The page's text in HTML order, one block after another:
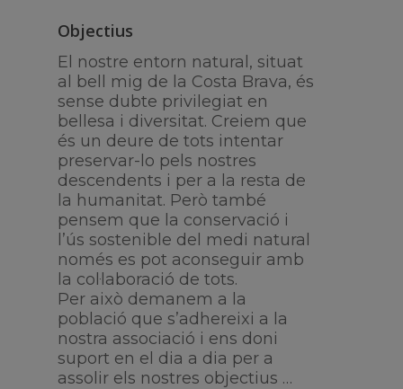
Objectius
El nostre entorn natural, situat
al bell mig de la Costa Brava, és
sense dubte privilegiat en
bellesa i diversitat. Creiem que
és un deure de tots intentar
preservar-lo pels nostres
descendents i per a la resta de
la humanitat. Però també
pensem que la conservació i
l’ús sostenible del medi natural
només es pot aconseguir amb
la col·laboració de tots.
Per això demanem a la
població que s’adhereixi a la
nostra associació i ens doni
suport en el dia a dia per a
assolir els nostres objectius …